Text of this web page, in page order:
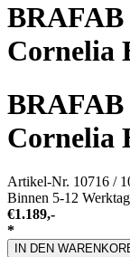
Cornelia
BRAFAB
Cornelia
Artikel-Nr. 10716 /
Binnen 5-12
€1.189,-
*
IN DEN